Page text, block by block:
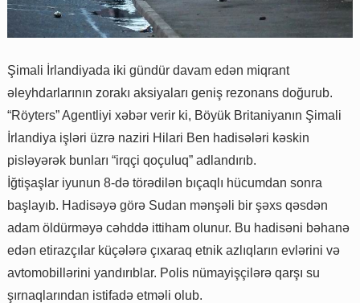
Şimali İrlandiyada iki gündür davam edən miqrant
əleyhdarlarının zorakı aksiyaları geniş rezonans doğurub.
“Röyters” Agentliyi xəbər verir ki, Böyük Britaniyanın Şimali
İrlandiya işləri üzrə naziri Hilari Ben hadisələri kəskin
pisləyərək bunları “irqçi qoçuluq” adlandırıb.
İğtişaşlar iyunun 8-də törədilən bıçaqlı hücumdan sonra
başlayıb. Hadisəyə görə Sudan mənşəli bir şəxs qəsdən
adam öldürməyə cəhddə ittiham olunur. Bu hadisəni bəhanə
edən etirazçılar küçələrə çıxaraq etnik azlıqların evlərini və
avtomobillərini yandırıblar. Polis nümayişçilərə qarşı su
şırnaqlarından istifadə etməli olub.